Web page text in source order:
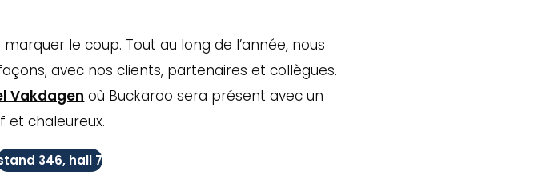
le coup. Tout au long de l’année, nous
avec nos clients, partenaires et collègues.
Vakdagen où Buckaroo sera présent avec un
et chaleureux.
346, hall 7